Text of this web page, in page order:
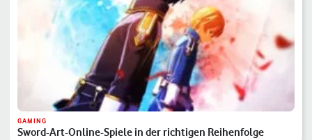
GAMING
Sword-Art-Online-Spiele in der richtigen Reihenfolge